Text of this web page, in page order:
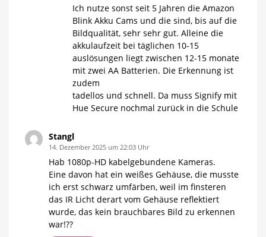
Ich nutze sonst seit 5 Jahren die Amazon
Blink Akku Cams und die sind, bis auf die
Bildqualität, sehr sehr gut. Alleine die
akkulaufzeit bei täglichen 10-15
auslösungen liegt zwischen 12-15 monate
mit zwei AA Batterien. Die Erkennung ist
zudem
tadellos und schnell. Da muss Signify mit
Hue Secure nochmal zurück in die Schule
Stangl
14. Dezember 2025 um 22:03 Uhr
Hab 1080p-HD kabelgebundene Kameras.
Eine davon hat ein weißes Gehäuse, die musste
ich erst schwarz umfärben, weil im finsteren
das IR Licht derart vom Gehäuse reflektiert
wurde, das kein brauchbares Bild zu erkennen
war!??